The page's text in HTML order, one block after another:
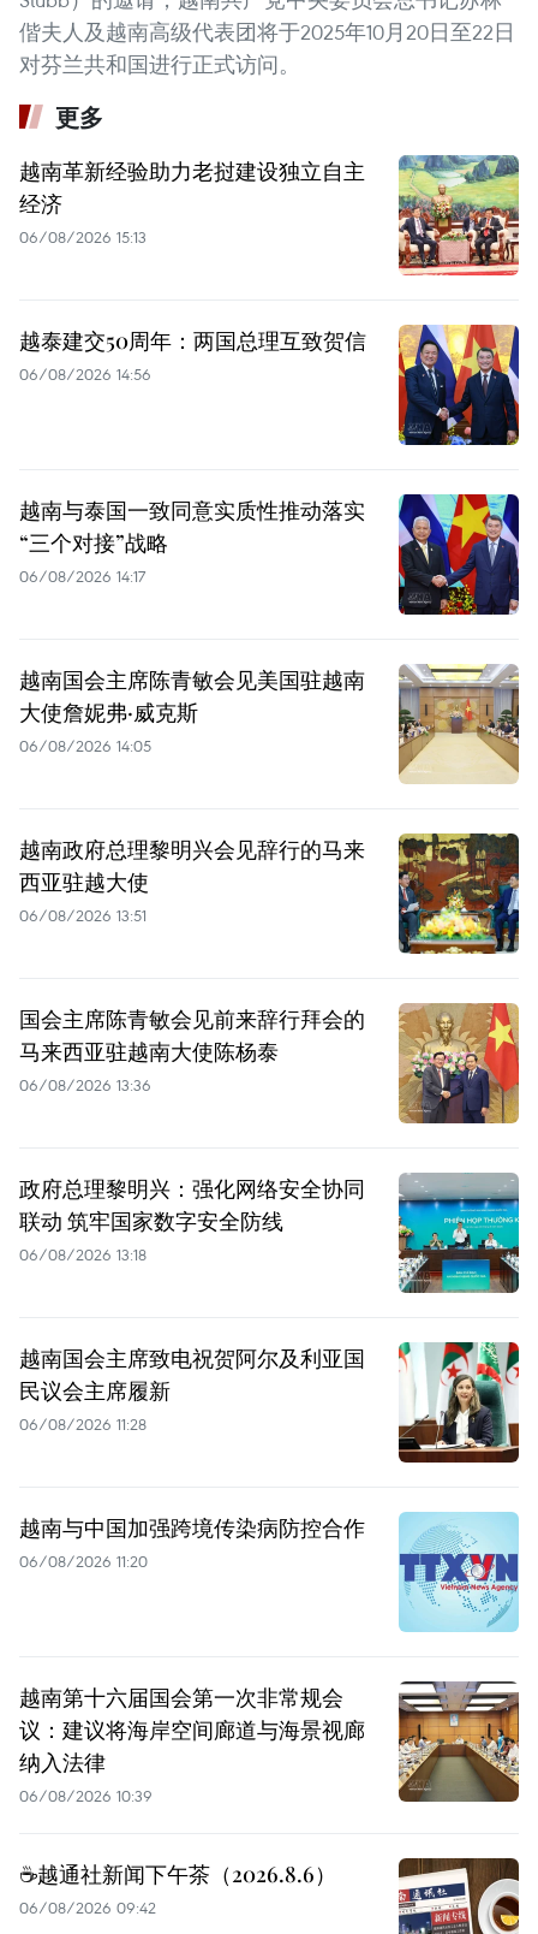
偕夫人及越南高级代表团将于2025年10月20日至22日
对芬兰共和国进行正式访问。
更多
越南革新经验助力老挝建设独立自主
经济
06/08/2026 15:13
越泰建交50周年：两国总理互致贺信
06/08/2026 14:56
越南与泰国一致同意实质性推动落实
“三个对接”战略
06/08/2026 14:17
越南国会主席陈青敏会见美国驻越南
大使詹妮弗·威克斯
06/08/2026 14:05
越南政府总理黎明兴会见辞行的马来
西亚驻越大使
06/08/2026 13:51
国会主席陈青敏会见前来辞行拜会的
马来西亚驻越南大使陈杨泰
06/08/2026 13:36
政府总理黎明兴：强化网络安全协同
联动 筑牢国家数字安全防线
06/08/2026 13:18
越南国会主席致电祝贺阿尔及利亚国
民议会主席履新
06/08/2026 11:28
越南与中国加强跨境传染病防控合作
06/08/2026 11:20
越南第十六届国会第一次非常规会
议：建议将海岸空间廊道与海景视廊
纳入法律
06/08/2026 10:39
☕️越通社新闻下午茶（2026.8.6）
06/08/2026 09:42